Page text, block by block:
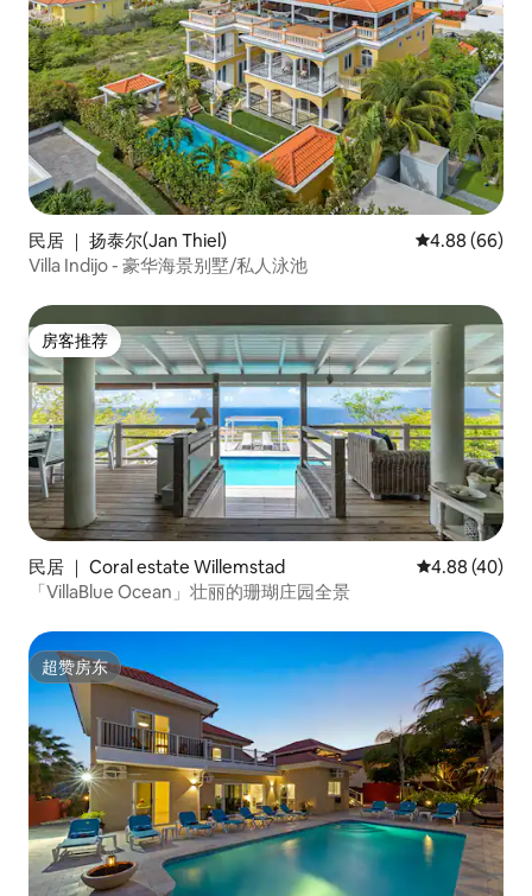
民居 ｜ 扬泰尔(Jan Thiel) 平均评分 4.88
4.88 (66)
Villa Indijo - 豪华海景别墅/私人泳池
房客推荐
房客推荐
民居 ｜ Coral estate Willemstad 平均评分
4.88 (40)
「VillaBlue Ocean」壮丽的珊瑚庄园全景
超赞房东
超赞房东